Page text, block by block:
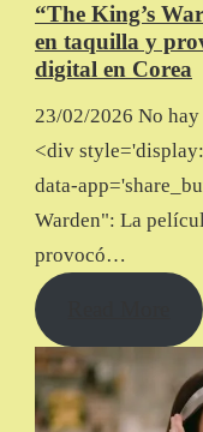
“The King’s
en taquilla y
digital en Corea
23/02/2026 No
<div
data-
Warden": La
provocó…